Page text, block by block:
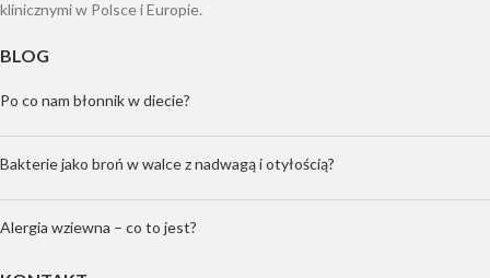
klinicznymi w Polsce i Europie.
BLOG
Po co nam błonnik w diecie?
Bakterie jako broń w walce z nadwagą i otyłością?
Alergia wziewna – co to jest?